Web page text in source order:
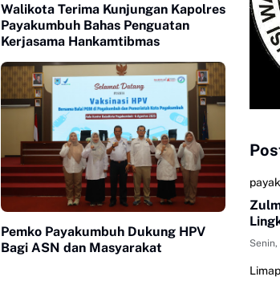
Walikota Terima Kunjungan Kapolres
Payakumbuh Bahas Penguatan
Kerjasama Hankamtibmas
Pemko Payakumbuh Dukung HPV
Bagi ASN dan Masyarakat